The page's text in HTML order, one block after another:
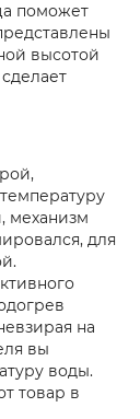
поможет
высотой
механизм
для
на
вы
воды.
товар в